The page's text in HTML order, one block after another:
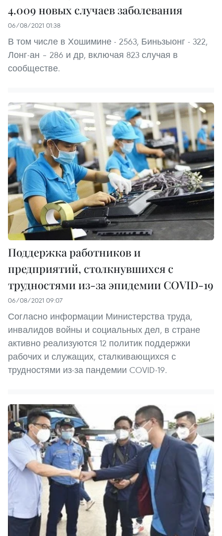
4.009 новых случаев заболевания
06/08/2021 01:38
В том числе в Хошимине - 2563, Биньзыонг - 322,
Лонг-ан – 286 и др, включая 823 случая в
сообществе.
Поддержка работников и
предприятий, столкнувшихся с
трудностями из-за эпидемии COVID-19
06/08/2021 09:07
Согласно информации Министерства труда,
инвалидов войны и социальных дел, в стране
активно реализуются 12 политик поддержки
рабочих и служащих, сталкивающихся с
трудностями из-за пандемии COVID-19.